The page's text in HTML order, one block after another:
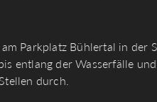
Parkplatz Bühlertal in der
entlang der Wasserfälle
durch.